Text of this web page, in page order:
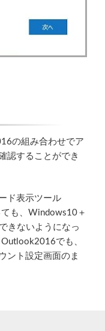
の組み合わせでア
認することができ
ド表示ツール
ても、Windows10＋
きないようになっ
でも、
ント設定画面のま